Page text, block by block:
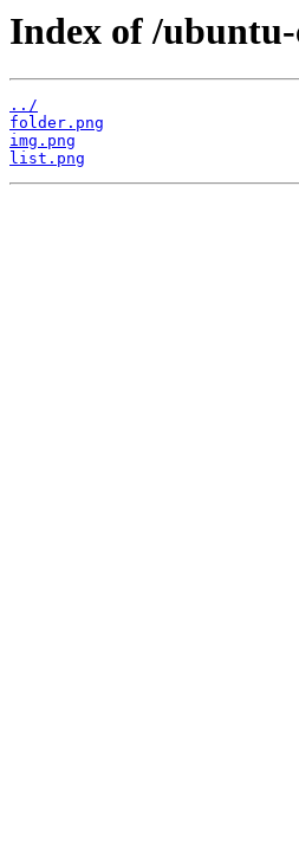
Index of /
../
folder.png
img.png
list.png